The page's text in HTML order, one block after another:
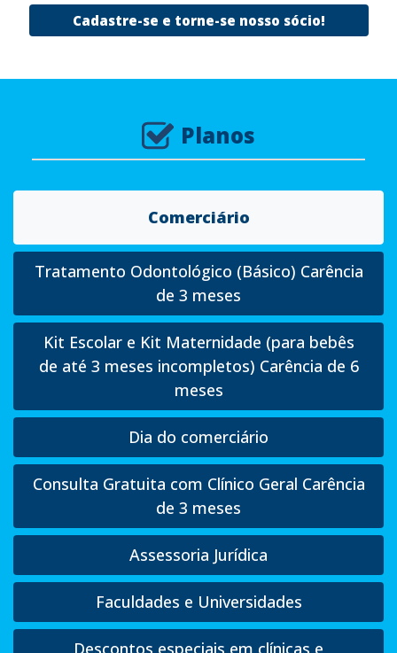
Cadastre-se e torne-se nosso sócio!
Planos
Comerciário
Tratamento Odontológico (Básico) Carência
de 3 meses
Kit Escolar e Kit Maternidade (para bebês
de até 3 meses incompletos) Carência de 6
meses
Dia do comerciário
Consulta Gratuita com Clínico Geral Carência
de 3 meses
Assessoria Jurídica
Faculdades e Universidades